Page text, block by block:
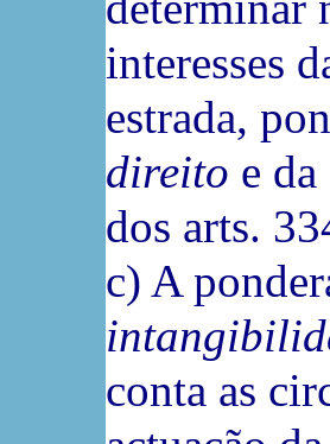
interesses
estrada,
direito e da
dos arts.
c) A
conta as